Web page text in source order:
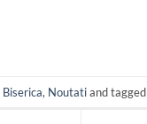
Biserica, Noutatiand tagged